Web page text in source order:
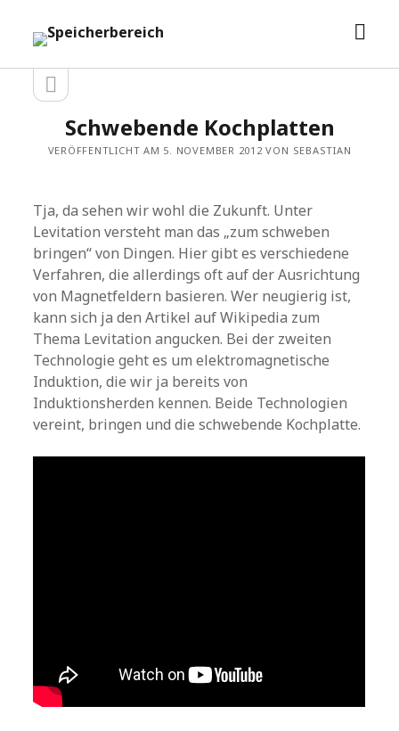
Speicherbereich
Seitenleiste
Seitenleiste
öffnen
Schwebende Kochplatten
VERÖFFENTLICHT AM 5. NOVEMBER 2012 VON SEBASTIAN
Tja, da sehen wir wohl die Zukunft. Unter
Levitation versteht man das „zum schweben
bringen“ von Dingen. Hier gibt es verschiedene
Verfahren, die allerdings oft auf der Ausrichtung
von Magnetfeldern basieren. Wer neugierig ist,
kann sich ja den Artikel auf Wikipedia zum
Thema Levitation angucken. Bei der zweiten
Technologie geht es um elektromagnetische
Induktion, die wir ja bereits von
Induktionsherden kennen. Beide Technologien
vereint, bringen und die schwebende Kochplatte.